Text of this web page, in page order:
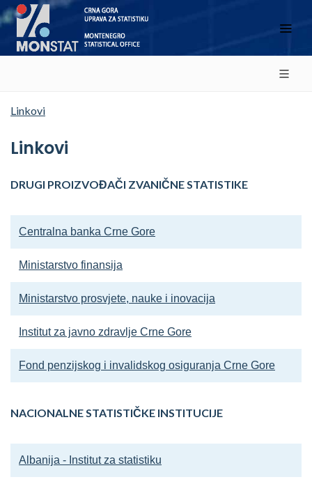
Linkovi
Linkovi
DRUGI PROIZVOĐAČI ZVANIČNE STATISTIKE
Centralna banka Crne Gore
Ministarstvo finansija
Ministarstvo prosvjete, nauke i inovacija
Institut za javno zdravlje Crne Gore
Fond penzijskog i invalidskog osiguranja Crne Gore
NACIONALNE STATISTIČKE INSTITUCIJE
Albanija - Institut za statistiku